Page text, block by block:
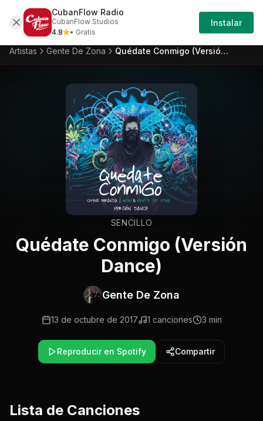
Artistas Gente-de-zona Gente-de-zona-
Iniciar
Sesión
Artistas Gente De Zona Quédate Conmigo (Versión Dance)
SENCILLO
Quédate Conmigo (Versión
Dance)
Gente De Zona
13 de octubre de 2017 1 canciones 3 min
Reproducir en Spotify Compartir
Lista de Canciones
CubanFlow Radio
CubanFlow Studios
4.8
• Gratis
Instalar